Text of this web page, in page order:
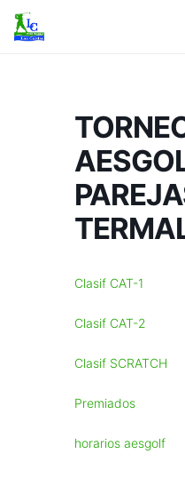
Clasif CAT-1
Clasif CAT-2
Clasif SCRATCH
Premiados
horarios aesgolf